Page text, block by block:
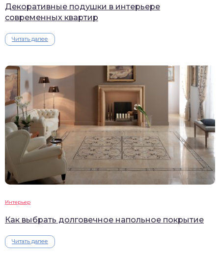
Декоративные подушки в интерьере
современных квартир
Читать далее
Интерьер
Как выбрать долговечное напольное покрытие
Читать далее